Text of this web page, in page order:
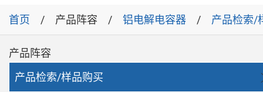
首页 产品阵容 铝电解电容器 产品检索/
产品阵容
产品检索/样品购买